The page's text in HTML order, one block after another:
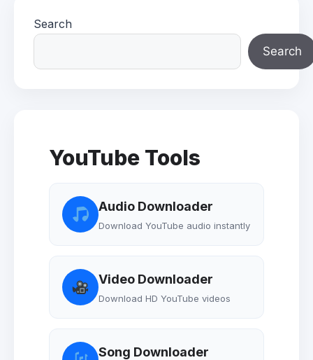
Search
Search
YouTube Tools
Audio Downloader
Download YouTube audio instantly
Video Downloader
Download HD YouTube videos
Song Downloader